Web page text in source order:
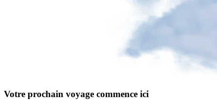
Votre prochain voyage commence ici